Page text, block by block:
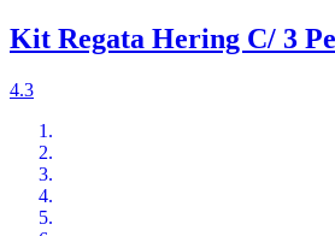
Kit Regata Hering C/ 3
4.3